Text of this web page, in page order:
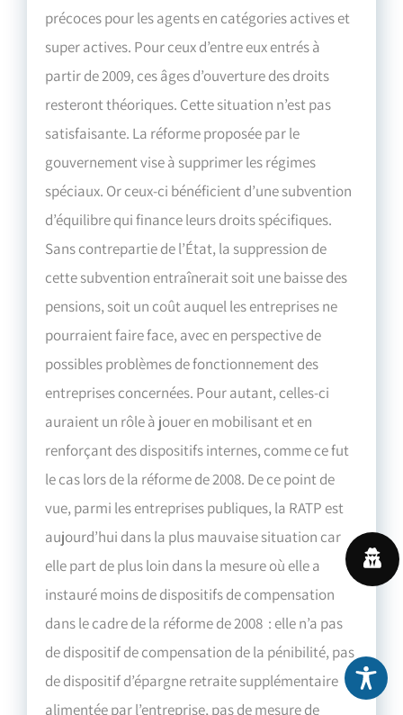
précoces pour les agents en catégories actives et
super actives. Pour ceux d’entre eux entrés à
partir de 2009, ces âges d’ouverture des droits
resteront théoriques. Cette situation n’est pas
satisfaisante. La réforme proposée par le
gouvernement vise à supprimer les régimes
spéciaux. Or ceux-ci bénéficient d’une subvention
d’équilibre qui finance leurs droits spécifiques.
Sans contrepartie de l’État, la suppression de
cette subvention entraînerait soit une baisse des
pensions, soit un coût auquel les entreprises ne
pourraient faire face, avec en perspective de
possibles problèmes de fonctionnement des
entreprises concernées. Pour autant, celles-ci
auraient un rôle à jouer en mobilisant et en
renforçant des dispositifs internes, comme ce fut
le cas lors de la réforme de 2008. De ce point de
vue, parmi les entreprises publiques, la RATP est
aujourd’hui dans la plus mauvaise situation car
elle part de plus loin dans la mesure où elle a
instauré moins de dispositifs de compensation
dans le cadre de la réforme de 2008 : elle n’a pas
de dispositif de compensation de la pénibilité, pas
de dispositif d’épargne retraite supplémentaire
alimentée par l’entreprise, pas de mesure de